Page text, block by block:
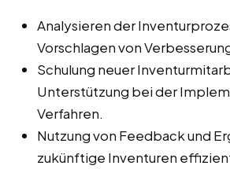
Analysieren der
Vorschlagen von
Schulung neuer
Unterstützung bei der
Verfahren.
Nutzung von Feedback und
zukünftige Inventuren